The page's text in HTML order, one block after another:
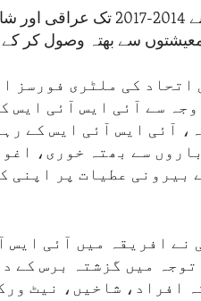
دہشت گرد گروپ نے 2014-
سے بھتہ وصول کر کے
اتحاد کی ملٹری فورسز
سے آئی ایس آئی ایس
آئی ایس آئی ایس کے
سے بھتہ خوری،
بیرونی عطیات پر اپنی
نے افریقہ میں آئی ایس
توجہ میں گزشتہ برس کے
افراد، شاخیں، نیٹ